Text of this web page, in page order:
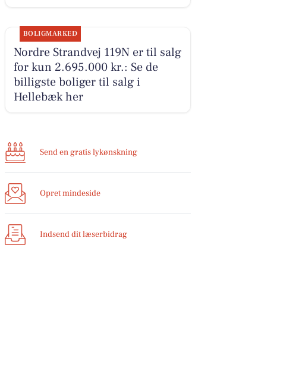
BOLIGMARKED
Nordre Strandvej 119N er til salg
for kun 2.695.000 kr.: Se de
billigste boliger til salg i
Hellebæk her
Send en gratis lykønskning
Opret mindeside
Indsend dit læserbidrag